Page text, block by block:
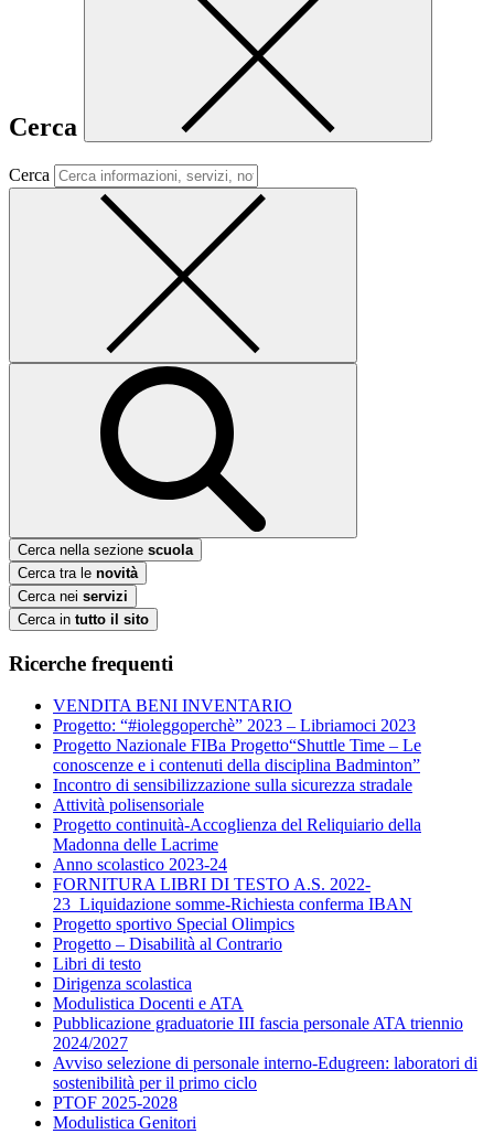
Cerca
Cerca
Cerca nella sezione scuola
Cerca tra le novità
Cerca nei servizi
Cerca in tutto il sito
Ricerche frequenti
VENDITA BENI INVENTARIO
Progetto: “#ioleggoperchè” 2023 – Libriamoci 2023
Progetto Nazionale FIBa Progetto“Shuttle Time – Le
conoscenze e i contenuti della disciplina Badminton”
Incontro di sensibilizzazione sulla sicurezza stradale
Attività polisensoriale
Progetto continuità-Accoglienza del Reliquiario della
Madonna delle Lacrime
Anno scolastico 2023-24
FORNITURA LIBRI DI TESTO A.S. 2022-
23_Liquidazione somme-Richiesta conferma IBAN
Progetto sportivo Special Olimpics
Progetto – Disabilità al Contrario
Libri di testo
Dirigenza scolastica
Modulistica Docenti e ATA
Pubblicazione graduatorie III fascia personale ATA triennio
2024/2027
Avviso selezione di personale interno-Edugreen: laboratori di
sostenibilità per il primo ciclo
PTOF 2025-2028
Modulistica Genitori